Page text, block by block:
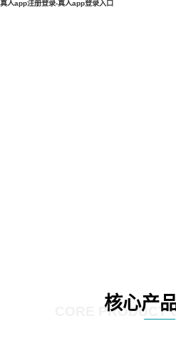
真人app注册登录-真人app登录入口
核心产
CORE PRODUCT